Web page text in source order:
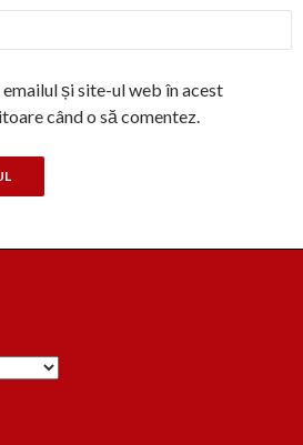
și site-ul web în acest
când o să comentez.